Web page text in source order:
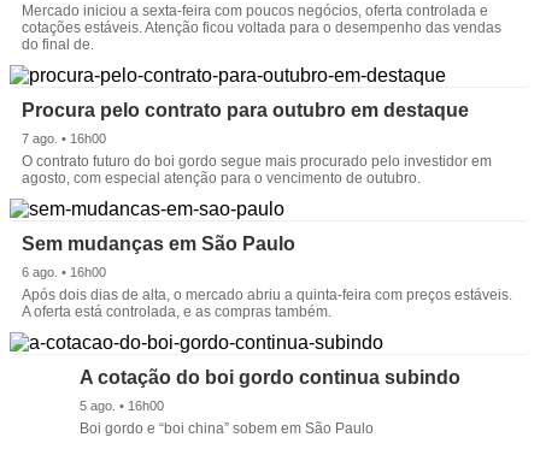
Mercado iniciou a sexta-feira com poucos negócios, oferta controlada e
cotações estáveis. Atenção ficou voltada para o desempenho das vendas
do final de.
Procura pelo contrato para outubro em destaque
7 ago. • 16h00
O contrato futuro do boi gordo segue mais procurado pelo investidor em
agosto, com especial atenção para o vencimento de outubro.
Sem mudanças em São Paulo
6 ago. • 16h00
Após dois dias de alta, o mercado abriu a quinta-feira com preços estáveis.
A oferta está controlada, e as compras também.
A cotação do boi gordo continua subindo
5 ago. • 16h00
Boi gordo e “boi china” sobem em São Paulo